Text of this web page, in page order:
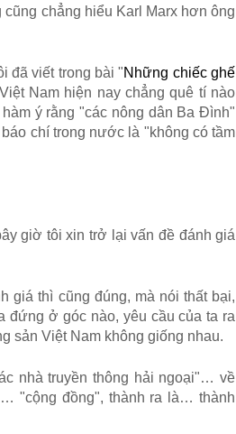
chẳng hiểu Karl Marx hơn ông
đã viết trong bài "Những chiếc ghế
Nam hiện nay chẳng quê tí nào
ý rằng "các nông dân Ba Đình"
chí trong nước là "không có tầm
giờ tôi xin trở lại vấn đề đánh giá
giá thì cũng đúng, mà nói thất bại,
đứng ở góc nào, yêu cầu của ta ra
sản Việt Nam không giống nhau.
nhà truyền thông hải ngoại"… về
"cộng đồng", thành ra là… thành